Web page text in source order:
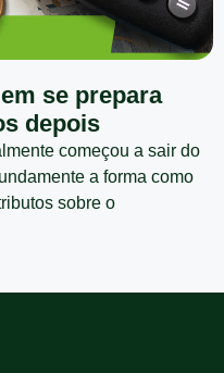
se prepara
depois
começou a sair do
a forma como
sobre o